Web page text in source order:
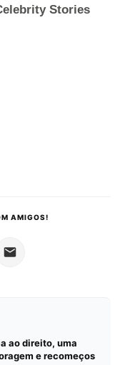
AMIGOS!
ao direito, uma
e recomeços